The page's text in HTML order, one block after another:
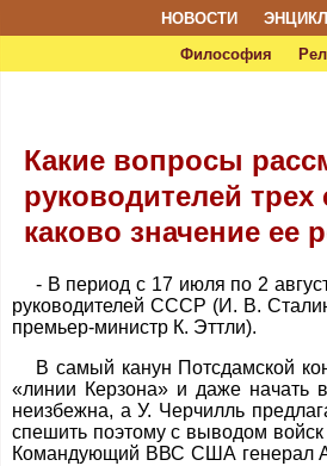
НОВОСТИ
Философия
Какие вопросы
руководителей
каково значение ее
- В период с 17 июля по 2
руководителей СССР (И. В.
премьер-министр К. Эттли).
В самый канун Потсдамской
«линии Керзона» и даже начать
неизбежна, а У. Черчилль
спешить поэтому с выводом
Командующий ВВС США генерал